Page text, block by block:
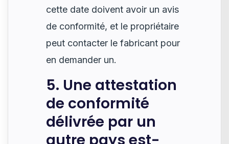
cette date doivent avoir un avis
de conformité, et le propriétaire
peut contacter le fabricant pour
en demander un.
5. Une attestation
de conformité
délivrée par un